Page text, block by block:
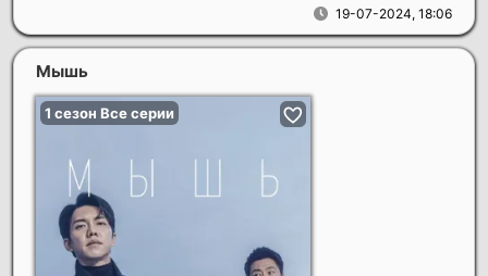
19-07-2024, 18:06
Мышь